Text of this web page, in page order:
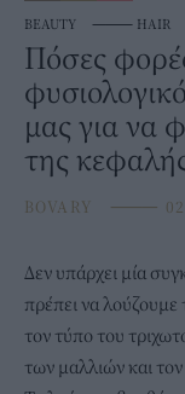
BEAUTY ⸻ HAIR
Πόσες
μας για να
της
BOVARY ⸻
Δεν υπάρχει μία
πρέπει να λούζουμε
τον τύπο του
των μαλλιών και